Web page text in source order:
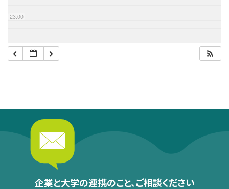
23:00
企業と大学の連携のこと、ご相談ください